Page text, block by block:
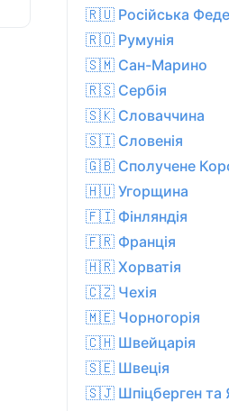
🇷🇺 Російська
🇷🇴 Румунія
🇸🇲 Сан-Марино
🇷🇸 Сербія
🇸🇰 Словаччина
🇸🇮 Словенія
🇬🇧 Сполучене
🇭🇺 Угорщина
🇫🇮 Фінляндія
🇫🇷 Франція
🇭🇷 Хорватія
🇨🇿 Чехiя
🇲🇪 Чорногорія
🇨🇭 Швейцарія
🇸🇪 Швеція
🇸🇯 Шпіцберген та